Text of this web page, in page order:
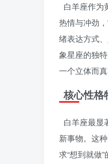
白羊座作为
热情与冲劲
绪表达方式
象星座的独
一个立体而真
核心性格
白羊座最显
新事物。这
求“想到就做